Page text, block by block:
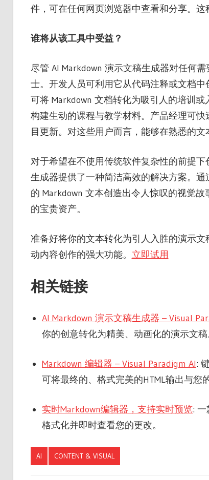
件，可在任何网页浏览器中查看和分享。这
谁将从该工具中受益？
尽管 AI Markdown 演示文稿生成器对任何
士。开发人员可利用它从代码注释或文档
可将 Markdown 文档转化为吸引人的培训
构建生动的课程与教学材料。产品经理可
目更新。对这些用户而言，能够在熟悉的文
对于希望在不使用传统软件复杂性的前提
生成器提供了一种简洁高效的解决方案。
的 Markdown 文本创造出令人惊叹的视觉
的宝贵资产。
准备好将你的文本转化为引人入胜的演示文
动内容创作的强大功能。 立即试用
相关链接
AI Markdown 演示文稿生成器 – Visual
你的创意转化为精美、动画化的演示文稿
Markdown 编辑器 – Visual Paradigm AI:
可将最终的、格式完美的HTML输出与您
实时Markdown编辑器，支持实时预览:
格式化并即时查看您的更改。
AI CONTENT & VISUAL